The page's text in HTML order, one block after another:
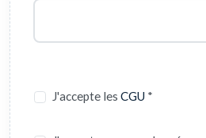
J'accepte les CGU *